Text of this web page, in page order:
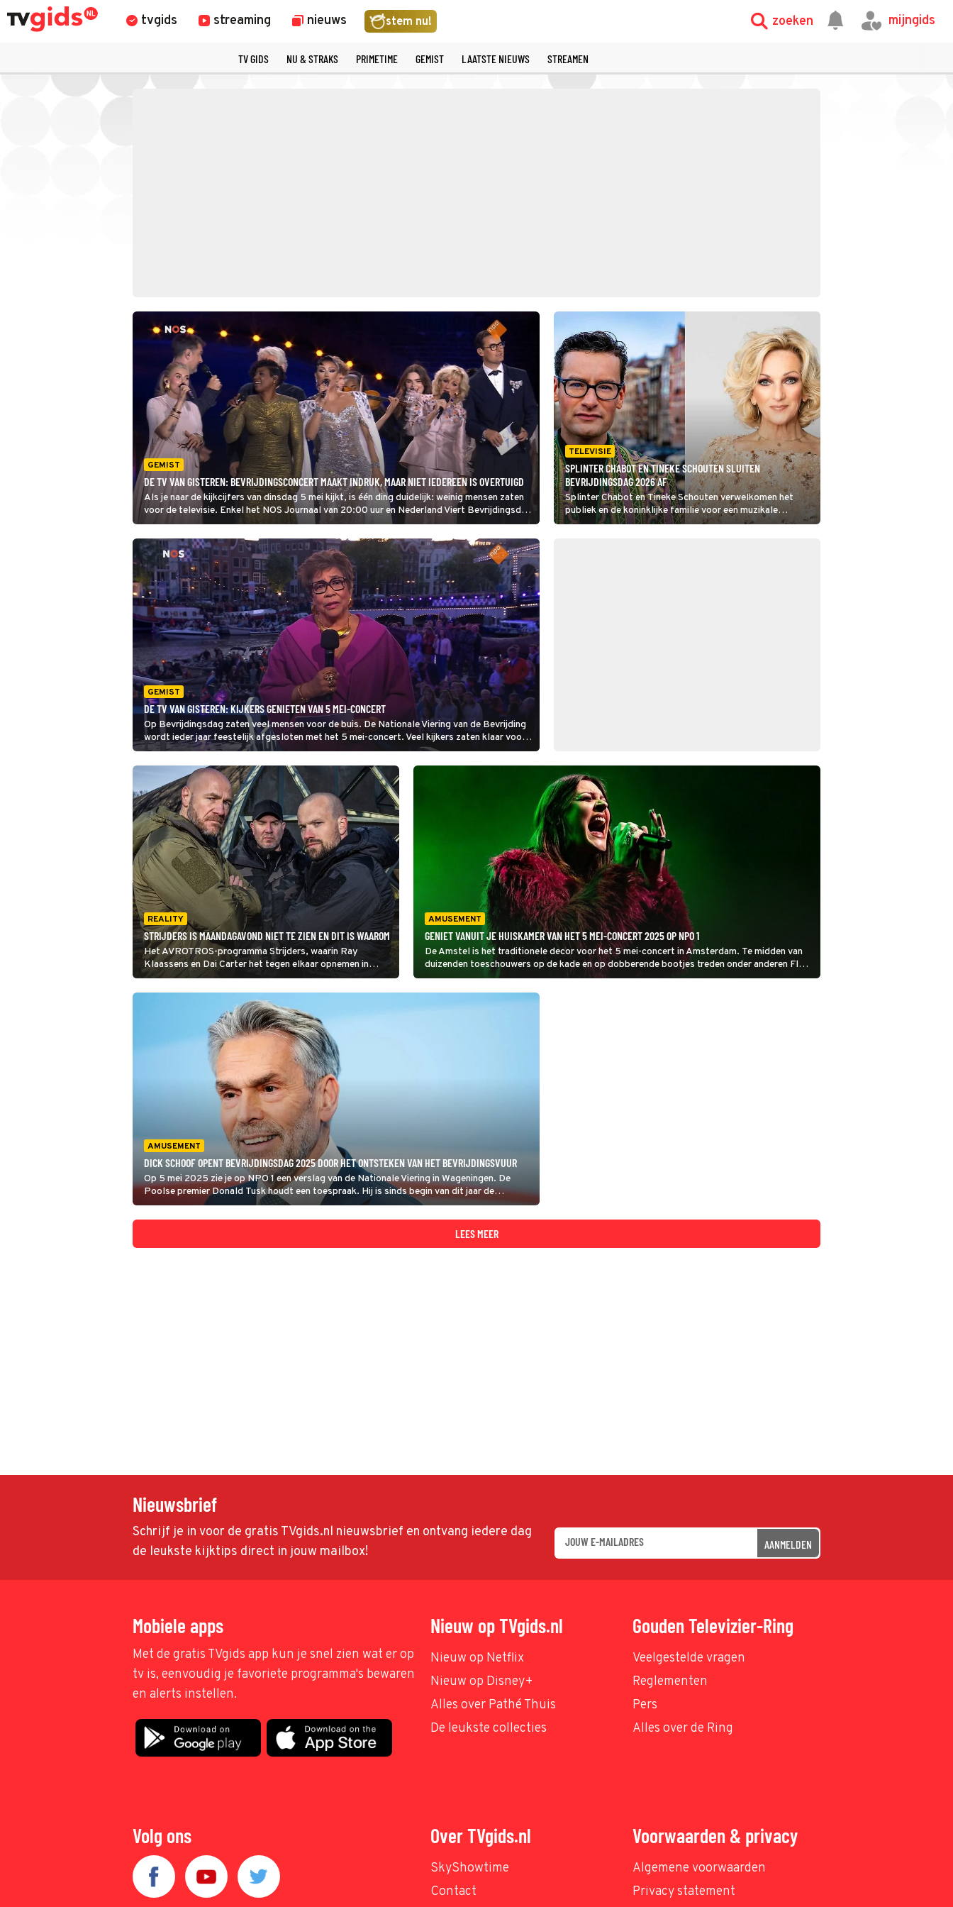
tvgids streaming nieuws stem nu! zoeken mijngids
TV GIDS NU & STRAKS PRIMETIME GEMIST LAATSTE NIEUWS STREAMEN
GEMIST
DE TV VAN GISTEREN: BEVRIJDINGSCONCERT MAAKT INDRUK, MAAR NIET IEDEREEN IS OVERTUIGD
Als je naar de kijkcijfers van dinsdag 5 mei kijkt, is één ding duidelijk: weinig mensen zaten
voor de televisie. Enkel het NOS Journaal van 20:00 uur en Nederland Viert Bevrijdingsdag
2026 komen boven de 1 miljoen uit.
TELEVISIE
SPLINTER CHABOT EN TINEKE SCHOUTEN SLUITEN
BEVRIJDINGSDAG 2026 AF
Splinter Chabot en Tineke Schouten verwelkomen het
publiek en de koninklijke familie voor een muzikale
afsluiting van Bevrijdingsdag 2026.
GEMIST
DE TV VAN GISTEREN: KIJKERS GENIETEN VAN 5 MEI-CONCERT
Op Bevrijdingsdag zaten veel mensen voor de buis. De Nationale Viering van de Bevrijding
wordt ieder jaar feestelijk afgesloten met het 5 mei-concert. Veel kijkers zaten klaar voor
het concert en genoten van de optredens en de persoonlijke verhalen.
REALITY
STRIJDERS IS MAANDAGAVOND NIET TE ZIEN EN DIT IS WAAROM
Het AVROTROS-programma Strijders, waarin Ray
Klaassens en Dai Carter het tegen elkaar opnemen in
verschillende opdrachten, is inmiddels halverwege het
seizoen. Alleen moeten we even geduld hebben voor we
een nieuwe aflevering te zien krijgen, want komende week
is Strijders niet op tv.
AMUSEMENT
GENIET VANUIT JE HUISKAMER VAN HET 5 MEI-CONCERT 2025 OP NPO 1
De Amstel is het traditionele decor voor het 5 mei-concert in Amsterdam. Te midden van
duizenden toeschouwers op de kade en op dobberende bootjes treden onder anderen Floor
Jansen, Jeangu Macrooy en Stef Bos op.
AMUSEMENT
DICK SCHOOF OPENT BEVRIJDINGSDAG 2025 DOOR HET ONTSTEKEN VAN HET BEVRIJDINGSVUUR
Op 5 mei 2025 zie je op NPO 1 een verslag van de Nationale Viering in Wageningen. De
Poolse premier Donald Tusk houdt een toespraak. Hij is sinds begin van dit jaar de
voorzitter van de Europese Unie, die worstelt met de oorlog in Oekraïne.
LEES MEER
Nieuwsbrief
Schrijf je in voor de gratis TVgids.nl nieuwsbrief en ontvang iedere dag
de leukste kijktips direct in jouw mailbox!
AANMELDEN
Mobiele apps
Met de gratis TVgids app kun je snel zien wat er op
tv is, eenvoudig je favoriete programma's bewaren
en alerts instellen.
Nieuw op TVgids.nl
Nieuw op Netflix
Nieuw op Disney+
Alles over Pathé Thuis
De leukste collecties
Gouden Televizier-Ring
Veelgestelde vragen
Reglementen
Pers
Alles over de Ring
Volg ons Over TVgids.nl
SkyShowtime
Contact
Voorwaarden & privacy
Algemene voorwaarden
Privacy statement